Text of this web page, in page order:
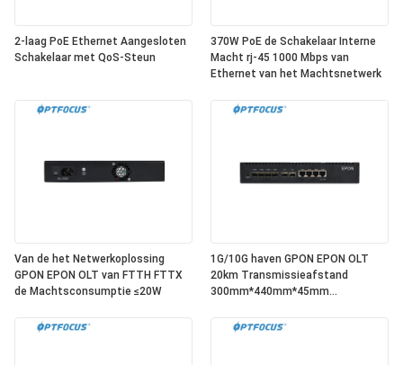
2-laag PoE Ethernet Aangesloten
Schakelaar met QoS-Steun
370W PoE de Schakelaar Interne
Macht rj-45 1000 Mbps van
Ethernet van het Machtsnetwerk
Van de het Netwerkoplossing
GPON EPON OLT van FTTH FTTX
de Machtsconsumptie ≤20W
1G/10G haven GPON EPON OLT
20km Transmissieafstand
300mm*440mm*45mm